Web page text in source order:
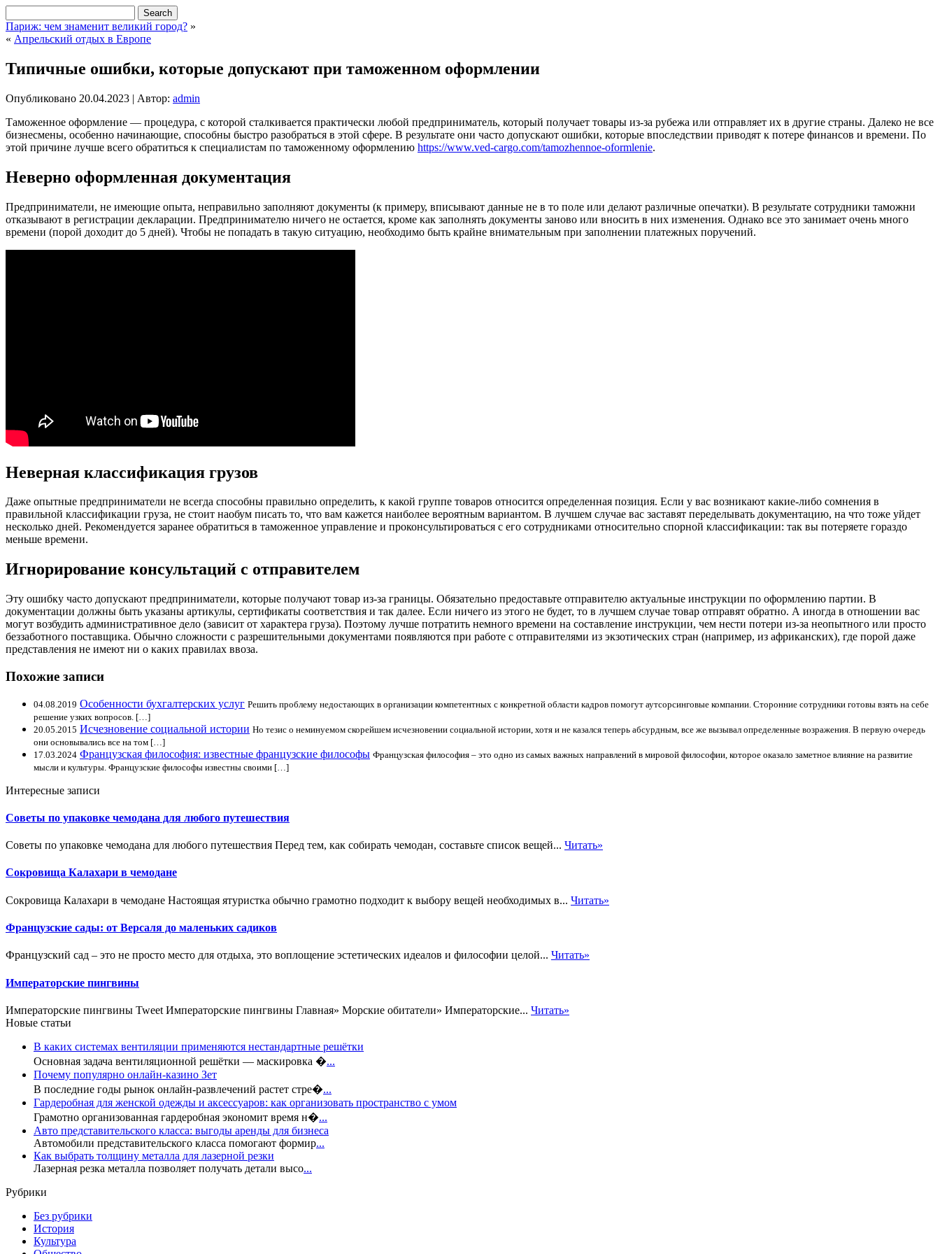
Париж: чем знаменит великий город? »
« Апрельский отдых в Европе
Типичные ошибки, которые допускают при таможенном оформлении
Опубликовано 20.04.2023 | Автор: admin
Таможенное оформление — процедура, с которой сталкивается практически любой предприниматель, который получает товары из-за рубежа или отправляет их в другие страны. Далеко не все
бизнесмены, особенно начинающие, способны быстро разобраться в этой сфере. В результате они часто допускают ошибки, которые впоследствии приводят к потере финансов и времени. По
этой причине лучше всего обратиться к специалистам по таможенному оформлению https://www.ved-cargo.com/tamozhennoe-oformlenie.
Неверно оформленная документация
Предприниматели, не имеющие опыта, неправильно заполняют документы (к примеру, вписывают данные не в то поле или делают различные опечатки). В результате сотрудники таможни
отказывают в регистрации декларации. Предпринимателю ничего не остается, кроме как заполнять документы заново или вносить в них изменения. Однако все это занимает очень много
времени (порой доходит до 5 дней). Чтобы не попадать в такую ситуацию, необходимо быть крайне внимательным при заполнении платежных поручений.
Неверная классификация грузов
Даже опытные предприниматели не всегда способны правильно определить, к какой группе товаров относится определенная позиция. Если у вас возникают какие-либо сомнения в
правильной классификации груза, не стоит наобум писать то, что вам кажется наиболее вероятным вариантом. В лучшем случае вас заставят переделывать документацию, на что тоже уйдет
несколько дней. Рекомендуется заранее обратиться в таможенное управление и проконсультироваться с его сотрудниками относительно спорной классификации: так вы потеряете гораздо
меньше времени.
Игнорирование консультаций с отправителем
Эту ошибку часто допускают предприниматели, которые получают товар из-за границы. Обязательно предоставьте отправителю актуальные инструкции по оформлению партии. В
документации должны быть указаны артикулы, сертификаты соответствия и так далее. Если ничего из этого не будет, то в лучшем случае товар отправят обратно. А иногда в отношении вас
могут возбудить административное дело (зависит от характера груза). Поэтому лучше потратить немного времени на составление инструкции, чем нести потери из-за неопытного или просто
беззаботного поставщика. Обычно сложности с разрешительными документами появляются при работе с отправителями из экзотических стран (например, из африканских), где порой даже
представления не имеют ни о каких правилах ввоза.
Похожие записи
04.08.2019 Особенности бухгалтерских услуг Решить проблему недостающих в организации компетентных с конкретной области кадров помогут аутсорсинговые компании. Сторонние сотрудники готовы взять на себе
решение узких вопросов. […]
20.05.2015 Исчезновение социальной истории Но тезис о неминуемом скорейшем исчезновении социальной истории, хотя и не казался теперь абсурдным, все же вызывал определенные возражения. В первую очередь
они основывались все на том […]
17.03.2024 Французская философия: известные французские философы Французская философия – это одно из самых важных направлений в мировой философии, которое оказало заметное влияние на развитие
мысли и культуры. Французские философы известны своими […]
Интересные записи
Советы по упаковке чемодана для любого путешествия
Советы по упаковке чемодана для любого путешествия Перед тем, как собирать чемодан, составьте список вещей... Читать»
Сокровища Калахари в чемодане
Сокровища Калахари в чемодане Настоящая ятуристка обычно грамотно подходит к выбору вещей необходимых в... Читать»
Французские сады: от Версаля до маленьких садиков
Французский сад – это не просто место для отдыха, это воплощение эстетических идеалов и философии целой... Читать»
Императорские пингвины
Императорские пингвины Tweet Императорские пингвины Главная» Морские обитатели» Императорские... Читать»
Новые статьи
В каких системах вентиляции применяются нестандартные решётки
Основная задача вентиляционной решётки — маскировка �...
Почему популярно онлайн-казино Зет
В последние годы рынок онлайн-развлечений растет стре�...
Гардеробная для женской одежды и аксессуаров: как организовать пространство с умом
Грамотно организованная гардеробная экономит время н�...
Авто представительского класса: выгоды аренды для бизнеса
Автомобили представительского класса помогают формир...
Как выбрать толщину металла для лазерной резки
Лазерная резка металла позволяет получать детали высо...
Рубрики
Без рубрики
История
Культура